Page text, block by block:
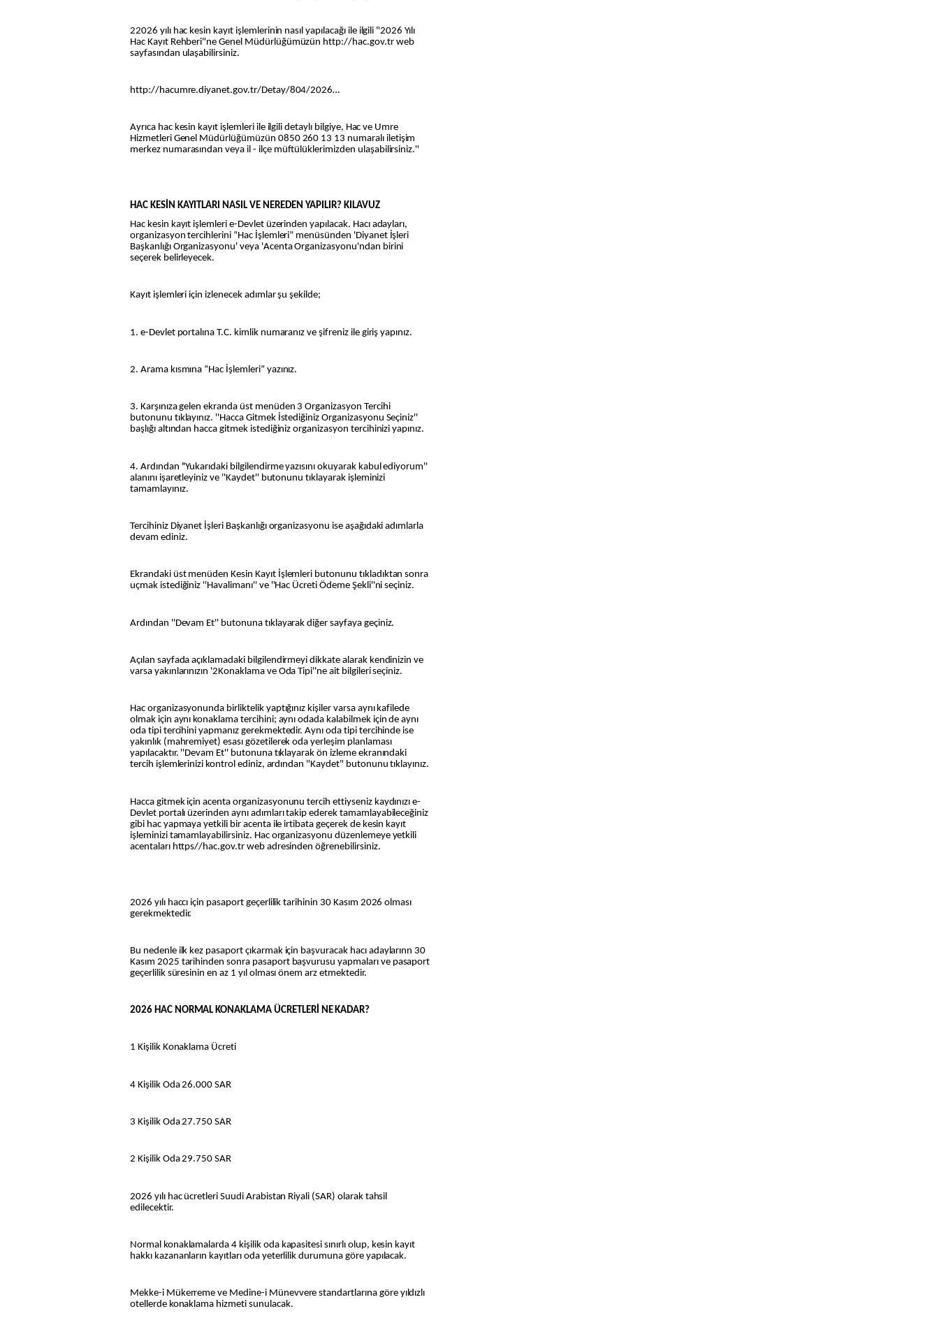
22026 yılı hac kesin kayıt işlemlerinin nasıl yapılacağı ile ilgili "2026 Yılı
Hac Kayıt Rehberi"ne Genel Müdürlüğümüzün http://hac.gov.tr web
sayfasından ulaşabilirsiniz.
http://hacumre.diyanet.gov.tr/Detay/804/2026…
Ayrıca hac kesin kayıt işlemleri ile ilgili detaylı bilgiye, Hac ve Umre
Hizmetleri Genel Müdürlüğümüzün 0850 260 13 13 numaralı iletişim
merkez numarasından veya il - ilçe müftülüklerimizden ulaşabilirsiniz.''
HAC KESİN KAYITLARI NASIL VE NEREDEN YAPILIR? KILAVUZ
Hac kesin kayıt işlemleri e-Devlet üzerinden yapılacak. Hacı adayları,
organizasyon tercihlerini “Hac İşlemleri” menüsünden 'Diyanet İşleri
Başkanlığı Organizasyonu' veya 'Acenta Organizasyonu'ndan birini
seçerek belirleyecek.
Kayıt işlemleri için izlenecek adımlar şu şekilde;
1. e-Devlet portalına T.C. kimlik numaranız ve şifreniz ile giriş yapınız.
2. Arama kısmına “Hac İşlemleri” yazınız.
3. Karşınıza gelen ekranda üst menüden 3 Organizasyon Tercihi
butonunu tıklayınız. ''Hacca Gitmek İstediğiniz Organizasyonu Seçiniz''
başlığı altından hacca gitmek istediğiniz organizasyon tercihinizi yapınız.
4. Ardından ''Yukarıdaki bilgilendirme yazısını okuyarak kabul ediyorum''
alanını işaretleyiniz ve ''Kaydet'' butonunu tıklayarak işleminizi
tamamlayınız.
Tercihiniz Diyanet İşleri Başkanlığı organizasyonu ise aşağıdaki adımlarla
devam ediniz.
Ekrandaki üst menüden Kesin Kayıt İşlemleri butonunu tıkladıktan sonra
uçmak istediğiniz ''Havalimanı'' ve ''Hac Ücreti Ödeme Şekli''ni seçiniz.
Ardından ''Devam Et'' butonuna tıklayarak diğer sayfaya geçiniz.
Açılan sayfada açıklamadaki bilgilendirmeyi dikkate alarak kendinizin ve
varsa yakınlarınızın '2Konaklama ve Oda Tipi''ne ait bilgileri seçiniz.
Hac organizasyonunda birliktelik yaptığınız kişiler varsa aynı kafilede
olmak için aynı konaklama tercihini; aynı odada kalabilmek için de aynı
oda tipi tercihini yapmanız gerekmektedir. Aynı oda tipi tercihinde ise
yakınlık (mahremiyet) esası gözetilerek oda yerleşim planlaması
yapılacaktır. ''Devam Et'' butonuna tıklayarak ön izleme ekranındaki
tercih işlemlerinizi kontrol ediniz, ardından "Kaydet" butonunu tıklayınız.
Hacca gitmek için acenta organizasyonunu tercih ettiyseniz kaydınızı e-
Devlet portalı üzerinden aynı adımları takip ederek tamamlayabileceğiniz
gibi hac yapmaya yetkili bir acenta ile irtibata geçerek de kesin kayıt
işleminizi tamamlayabilirsiniz. Hac organizasyonu düzenlemeye yetkili
acentaları https//hac.gov.tr web adresinden öğrenebilirsiniz.
2026 yılı haccı için pasaport geçerlilik tarihinin 30 Kasım 2026 olması
gerekmektedir.
Bu nedenle ilk kez pasaport çıkarmak için başvuracak hacı adaylarınn 30
Kasım 2025 tarihinden sonra pasaport başvurusu yapmaları ve pasaport
geçerlilik süresinin en az 1 yıl olması önem arz etmektedir.
2026 HAC NORMAL KONAKLAMA ÜCRETLERİ NE KADAR?
1 Kişilik Konaklama Ücreti
4 Kişilik Oda 26.000 SAR
3 Kişilik Oda 27.750 SAR
2 Kişilik Oda 29.750 SAR
2026 yılı hac ücretleri Suudi Arabistan Riyali (SAR) olarak tahsil
edilecektir.
Normal konaklamalarda 4 kişilik oda kapasitesi sınırlı olup, kesin kayıt
hakkı kazananların kayıtları oda yeterlilik durumuna göre yapılacak.
Mekke-i Mükerreme ve Medine-i Münevvere standartlarına göre yıldızlı
otellerde konaklama hizmeti sunulacak.